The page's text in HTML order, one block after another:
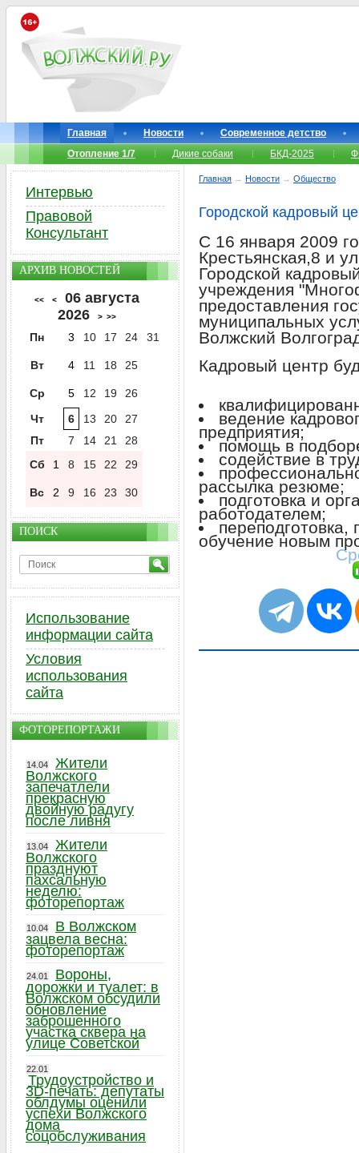
Главная Новости
Современное детство
Отопление 1/7
Дикие собаки БКД-2025
Главная → Новости → Общество
Городской кадровый
С 16 января 2009
Крестьянская,8 и
Городской
учреждения
предоставления
муниципальных
Волжский
Кадровый центр
ведение
предприятия;
помощь в
содействие в
рассылка резюме;
подготовка и
работодателем;
обучение новым
Интервью
Правовой
Консультант
АРХИВ НОВОСТЕЙ
<< <
06 августа
2026
> >>
Пн 3 10 17 24 31
Вт 4 11 18 25
Ср 5 12 19
26
Чт
6 13 20
27
Пт
7 14 21
28
Сб
1 8 15 22 29
Вс 2 9 16 23 30
ПОИСК
Использование
информации сайта
Условия
использования
сайта
ФОТОРЕПОРТАЖИ
14.04
Жители
Волжского
запечатлели
прекрасную
двойную радугу
после ливня
13.04
Жители
Волжского
празднуют
пахсальную
неделю:
фоторепортаж
10.04
В Волжском
зацвела весна:
фоторепортаж
24.01
Вороны,
дорожки и туалет: в
Волжском обсудили
обновление
заброшенного
участка сквера на
улице Советской
22.01
Трудоустройство и
3D-печать: депутаты
облдумы оценили
успехи Волжского
дома
соцобслуживания